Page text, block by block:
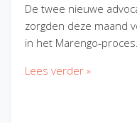
De twee nieuwe
zorgden deze maand
in het Marengo-
Lees verder »